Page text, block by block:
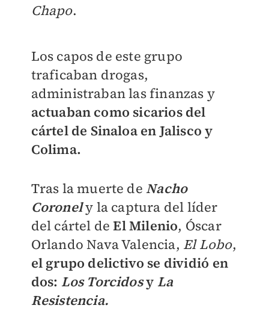
Chapo.
Los capos de este grupo
traficaban drogas,
administraban las finanzas y
actuaban como sicarios del
cártel de Sinaloa en Jalisco y
Colima.
Tras la muerte deNacho
Coronely la captura del líder
del cártel deEl Milenio, Óscar
Orlando Nava Valencia, El Lobo,
el grupo delictivo se dividió en
dos: Los Torcidosy La
Resistencia.